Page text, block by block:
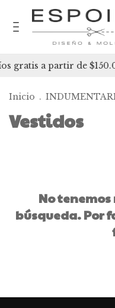
gratis a partir de
Inicio .
Vestidos
No
búsqueda. Por